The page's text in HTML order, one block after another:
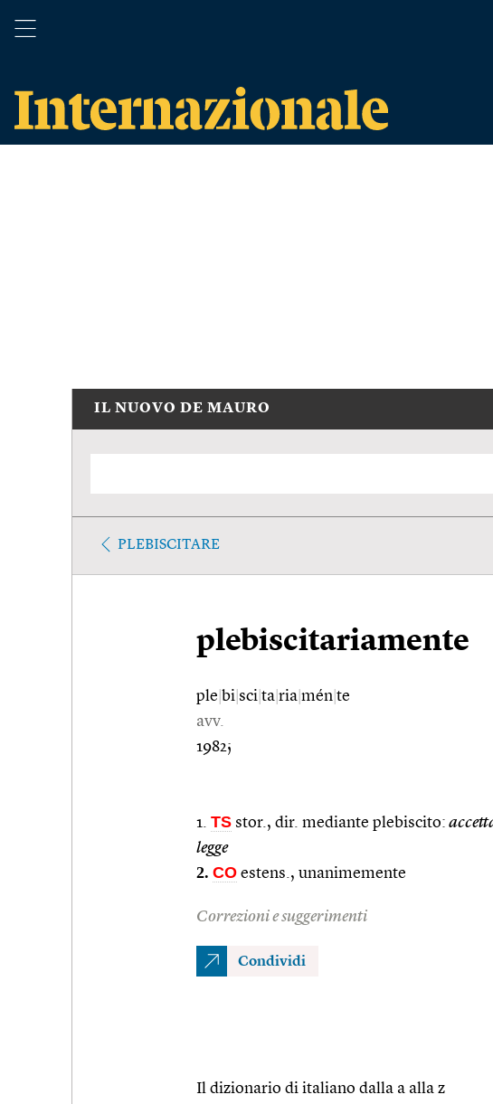
IL NUOVO DE MAURO
PLEBISCITARE
plebiscitariamente
ple bi sci ta ria mén te
avv.
1982;
1. TS stor., dir. mediante plebiscito:
legge
2. CO estens., unanimemente
Correzioni e suggerimenti
Condividi
Il dizionario di italiano dalla a alla z